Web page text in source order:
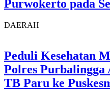
Purwokerto pada
DAERAH
Peduli Kesehatan
Polres Purbalingga
TB Paru ke